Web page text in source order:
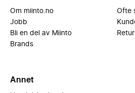
Om miinto.no
Jobb
Bli en del av Miinto
Brands
Ofte
Retur
Annet